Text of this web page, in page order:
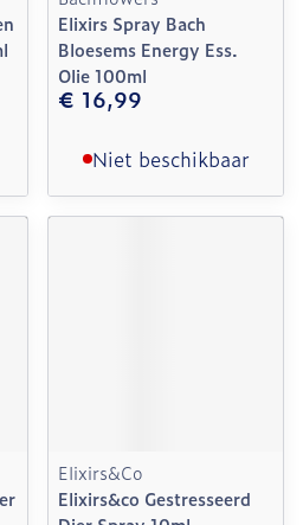
Elixirs Spray Bach
Bloesems Energy Ess.
Olie 100ml
€ 16,99
Niet beschikbaar
Elixirs&Co
Elixirs&co Gestresseerd